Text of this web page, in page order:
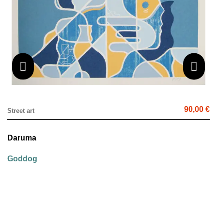
Street art 90,00 €
Daruma
Goddog